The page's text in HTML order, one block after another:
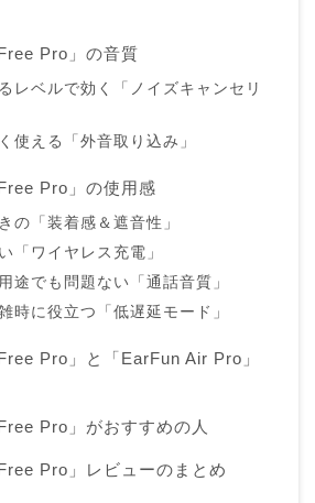
Pro」の音質
レベルで効く「ノイズキャンセリ
使える「外音取り込み」
Pro」の使用感
の「装着感＆遮音性」
「ワイヤレス充電」
途でも問題ない「通話音質」
時に役立つ「低遅延モード」
Pro」と「EarFun Air Pro」
Pro」がおすすめの人
Pro」レビューのまとめ